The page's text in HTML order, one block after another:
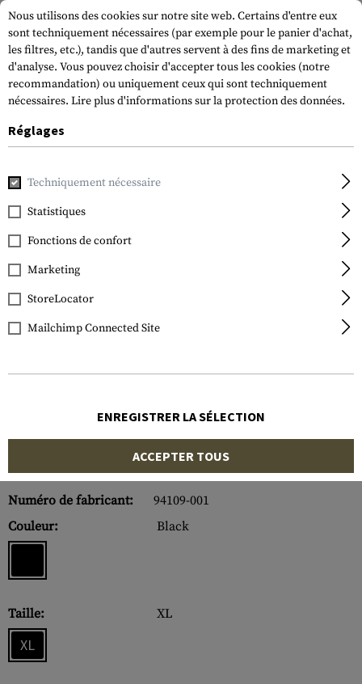
Oakley
FR Fast Rope Gloves
Numéro d'article:
10328206040
Numéro de fabricant:
94109-001
Couleur:
Black
Taille: XL
XL
Nous utilisons des cookies sur notre site web. Certains d'entre eux
sont techniquement nécessaires (par exemple pour le panier d'achat,
les filtres, etc.), tandis que d'autres servent à des fins de marketing et
d'analyse. Vous pouvez choisir d'accepter tous les cookies (notre
recommandation) ou uniquement ceux qui sont techniquement
nécessaires. Lire plus d'informations sur la protection des données.
Réglages
Techniquement nécessaire
Statistiques
Fonctions de confort
Marketing
StoreLocator
Mailchimp Connected Site
ENREGISTRER LA SÉLECTION
ACCEPTER TOUS